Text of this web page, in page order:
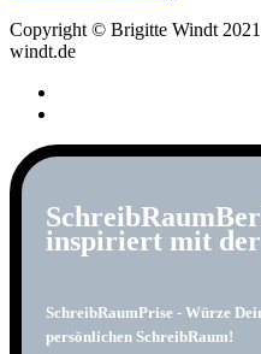
Copyright © Brigitte Windt
windt.de
inspiriert mit
SchreibRaumPrise - Würze
persönlichen SchreibRaum!